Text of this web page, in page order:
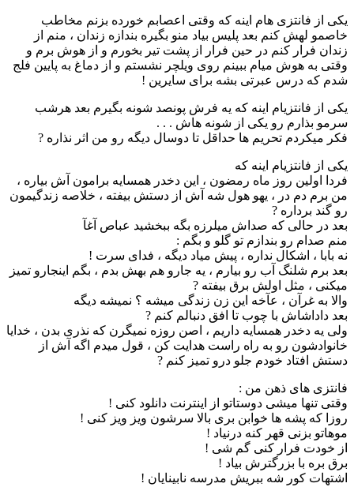
یکی از فانتزی هام اینه که وقتی اعصابم خورده بزنم مخاطب
خاصمو لهش کنم بعد پلیس بیاد منو بگیره بندازه زندان ، منم از
زندان فرار کنم در حین فرار از پشت تیر بخورم و از هوش برم و
وقتی به هوش میام ببینم روی ویلچر نشستم و از دماغ به پایین فلج
شدم که درس عبرتی بشه برای سایرین !
یکی از فانتزیام اینه که یه فرش پونصد شونه بگیرم بعد هرشب
سرمو بذارم رو یکی از شونه هاش . . .
فکر میکردم تحریم ها حداقل تا دوسال دیگه رو من اثر نذاره ?
یکی از فانتزیام اینه که
فردا اولین روز ماه رمضون ، این دخدر همسایه برامون آش بیاره ،
من برم دم در ، یهو هول شه آش از دستش بیفته ، خلاصه زندگیمون
رو گند برداره ?
بعد در حالی که صداش میلرزه بگه ببخشید عباص آغآ
منم صدام رو بندازم تو گلو و بگم :
نه بابا ، اشکال نداره ، پیش میاد دیگه ، فدای سرت !
بعد برم شلنگ آب رو بیارم ، یه جارو هم بهش بدم ، بگم اینجارو تمیز
میکنی ، مثل اولش برق بیفته ?
والا به غرآن ، عآخه این زن زندگی میشه ؟ نمیشه دیگه
بعد داداشاش با چوب تا افق دنبالم کنم ?
ولی یه دخدر همسایه داریم ، اصن روزه نمیگرن که نذری بدن ، خدایا
خانوادشون رو به راه راست هدایت کن ، قول میدم اگه آش از
دستش افتاد خودم جلو درو تمیز کنم ?
فانتزی های ذهن من :
وقتی تنها میشی دوستاتو از اینترنت دانلود کنی !
روزا که پشه ها خوابن بری بالا سرشون ویز ویز کنی !
موهاتو بزنی قهر کنه درنیاد !
از خودت فرار کنی گم شی !
برق بره با بزرگترش بیاد !
اشتهات کور شه ببریش مدرسه نابینایان !